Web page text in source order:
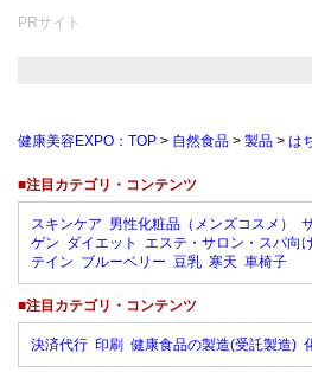
PRサイト
健康美容EXPO：TOP > 自然食品 > 製品 > は
■注目カテゴリ・コンテンツ
スキンケア 男性化粧品（メンズコスメ）
ゲン ダイエット エステ・サロン・スパ向
テイン ブルーベリー 豆乳 寒天 車椅子
■注目カテゴリ・コンテンツ
決済代行 印刷 健康食品の製造(受託製造)